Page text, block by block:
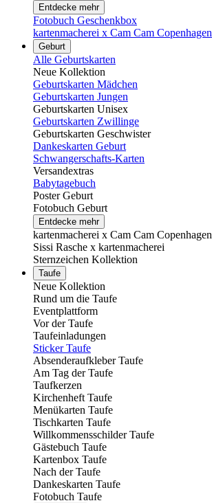
Entdecke mehr
Fotobuch Geschenkbox
kartenmacherei x Cam Cam Copenhagen
Geburt
Alle Geburtskarten
Neue Kollektion
Geburtskarten Mädchen
Geburtskarten Jungen
Geburtskarten Unisex
Geburtskarten Zwillinge
Geburtskarten Geschwister
Dankeskarten Geburt
Schwangerschafts-Karten
Versandextras
Babytagebuch
Poster Geburt
Fotobuch Geburt
Entdecke mehr
kartenmacherei x Cam Cam Copenhagen
Sissi Rasche x kartenmacherei
Sternzeichen Kollektion
Taufe
Neue Kollektion
Rund um die Taufe
Eventplattform
Vor der Taufe
Taufeinladungen
Sticker Taufe
Absenderaufkleber Taufe
Am Tag der Taufe
Taufkerzen
Kirchenheft Taufe
Menükarten Taufe
Tischkarten Taufe
Willkommensschilder Taufe
Gästebuch Taufe
Kartenbox Taufe
Nach der Taufe
Dankeskarten Taufe
Fotobuch Taufe